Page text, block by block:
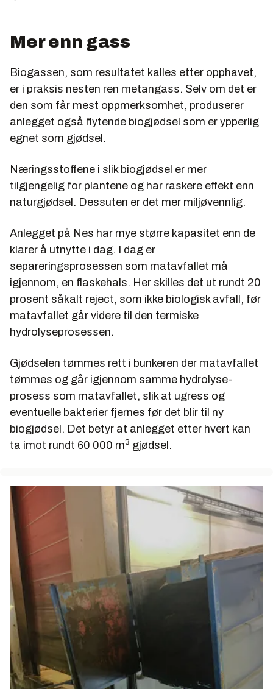
Mer enn gass
Biogassen, som resultatet kalles etter opphavet,
er i praksis nesten ren metangass. Selv om det er
den som får mest oppmerksomhet, produserer
anlegget også flytende biogjødsel som er ypperlig
egnet som gjødsel.
Næringsstoffene i slik biogjødsel er mer
tilgjengelig for plantene og har raskere effekt enn
naturgjødsel. Dessuten er det mer miljøvennlig.
Anlegget på Nes har mye større kapasitet enn de
klarer å utnytte i dag. I dag er
separeringsprosessen som matavfallet må
igjennom, en flaskehals. Her skilles det ut rundt 20
prosent såkalt reject, som ikke biologisk avfall, før
matavfallet går videre til den termiske
hydrolyseprosessen.
Gjødselen tømmes rett i bunkeren der matavfallet
tømmes og går igjennom samme hydrolyse-
prosess som matavfallet, slik at ugress og
eventuelle bakterier fjernes før det blir til ny
biogjødsel. Det betyr at anlegget etter hvert kan
ta imot rundt 60 000 m3 gjødsel.